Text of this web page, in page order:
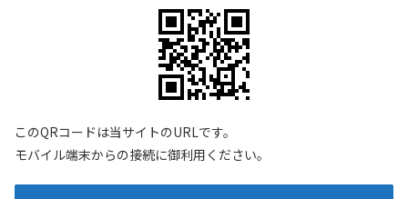
このQRコードは当サイトのURLです。
モバイル端末からの接続に御利用ください。